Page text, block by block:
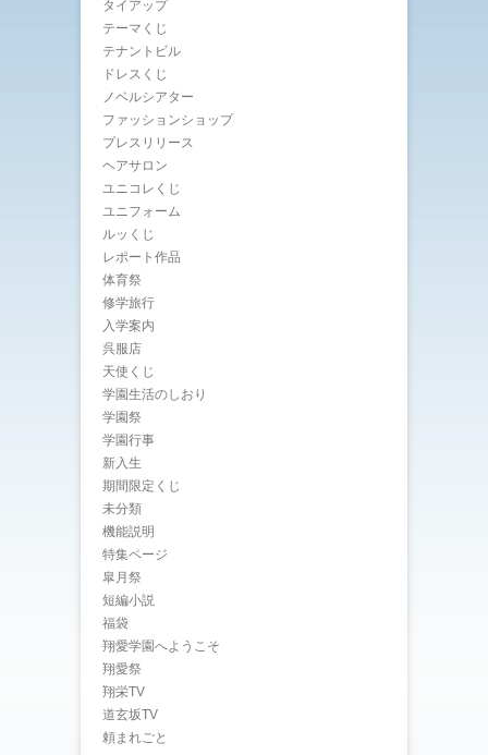
タイアップ
テーマくじ
テナントビル
ドレスくじ
ノベルシアター
ファッションショップ
プレスリリース
ヘアサロン
ユニコレくじ
ユニフォーム
ルッくじ
レポート作品
体育祭
修学旅行
入学案内
呉服店
天使くじ
学園生活のしおり
学園祭
学園行事
新入生
期間限定くじ
未分類
機能説明
特集ページ
皐月祭
短編小説
福袋
翔愛学園へようこそ
翔愛祭
翔栄TV
道玄坂TV
頼まれごと